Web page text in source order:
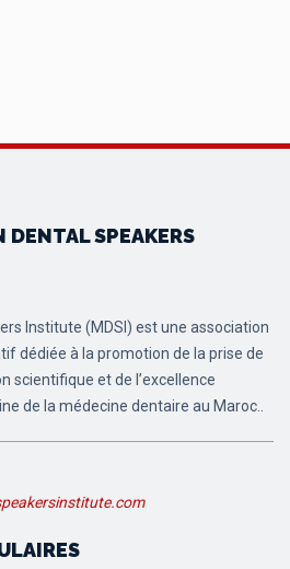
SPEAKERS
Institute (MDSI) est une association
dédiée à la promotion de la prise de
scientifique et de l’excellence
de la médecine dentaire au Maroc..